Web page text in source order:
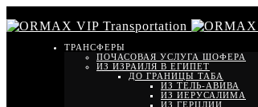
ТРАНСФЕРЫ
ПОЧАСОВАЯ УСЛУГА ШОФЕРА
ИЗ ИЗРАИЛЯ В ЕГИПЕТ
ДО ГРАНИЦЫ ТАБА
ИЗ ТЕЛЬ-АВИВА
ИЗ ИЕРУСАЛИМА
ИЗ ГЕРЦЛИИ